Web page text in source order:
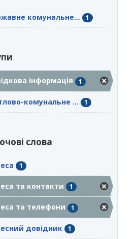
комунальне... 1
інформація 1
комунальне ... 1
слова
1
та контакти 1
та телефони 1
довідник 1